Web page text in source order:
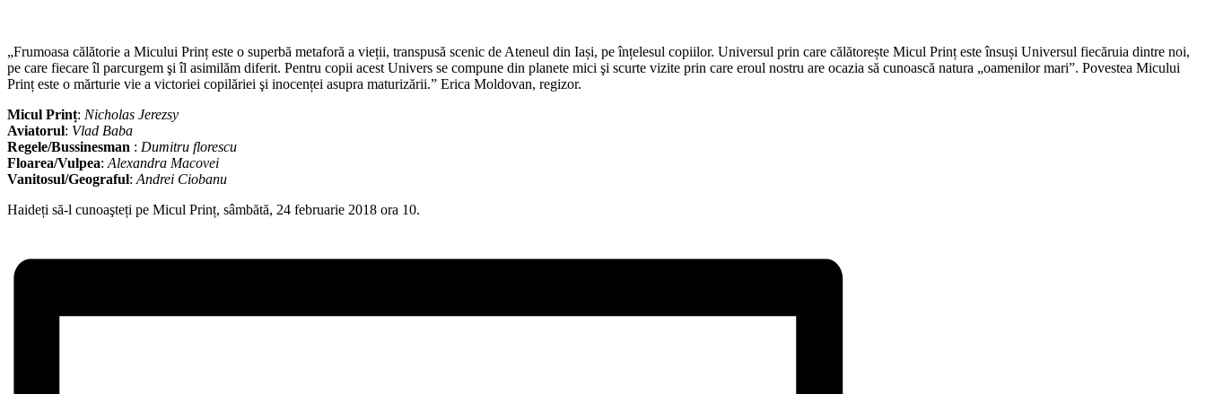
„Frumoasa călătorie a Micului Prinț este o superbă metaforă a vieții, transpusă scenic de Ateneul din Iași, pe înțelesul copiilor. Universul prin care călătorește Micul Prinț este însuși Universul fiecăruia dintre noi,
pe care fiecare îl parcurgem şi îl asimilăm diferit. Pentru copii acest Univers se compune din planete mici şi scurte vizite prin care eroul nostru are ocazia să cunoască natura „oamenilor mari”. Povestea Micului
Prinț este o mărturie vie a victoriei copilăriei şi inocenței asupra maturizării.” Erica Moldovan, regizor.
Micul Prinț: Nicholas Jerezsy
Aviatorul: Vlad Baba
Regele/Bussinesman : Dumitru florescu
Floarea/Vulpea: Alexandra Macovei
Vanitosul/Geograful: Andrei Ciobanu
Haideți să-l cunoaşteți pe Micul Prinț, sâmbătă, 24 februarie 2018 ora 10.